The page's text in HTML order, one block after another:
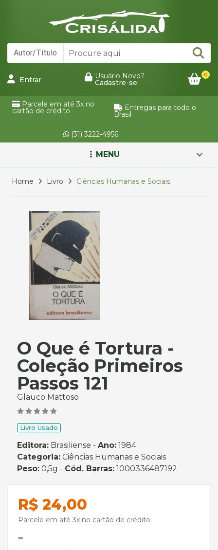
Entrar Usuário Novo?
Cadastre-se
0
Parcele em até 3x no
cartão de crédito Entregas para todo o
Brasil
(31) 3222-4956
MENU
Home Livro Ciências Humanas e Sociais
O Que é Tortura -
Coleção Primeiros
Passos 121
Glauco Mattoso
Livro Usado
Editora: Brasiliense - Ano: 1984
Categoria: Ciências Humanas e Sociais
Peso: 0,5g - Cód. Barras: 1000336487192
R$ 24,00
Parcele em até 3x no cartão de crédito
**